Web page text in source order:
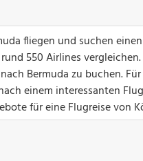
fliegen und suchen
550 Airlines
Bermuda zu buchen.
einem interessanten
für eine Flugreise von